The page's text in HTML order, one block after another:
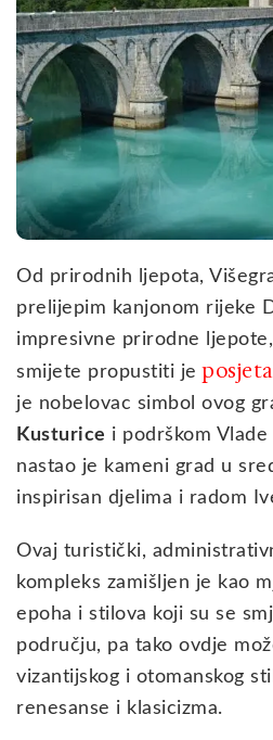
Od prirodnih ljepota,
prelijepim kanjonom rijeke
impresivne prirodne
smijete propustiti je
je nobelovac simbol ovog
Kusturice i podrškom Vlade
nastao je kameni grad u
inspirisan djelima i radom
Ovaj turistički,
kompleks zamišljen je kao
epoha i stilova koji su se
području, pa tako ovdje
vizantijskog i otomanskog
renesanse i klasicizma.